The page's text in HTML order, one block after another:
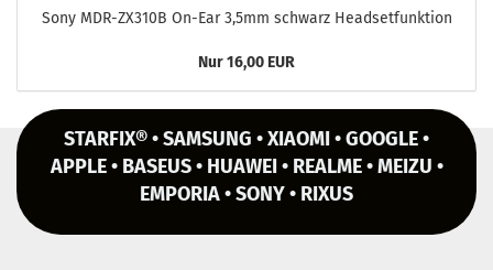
Sony MDR-​ZX310B On-​Ear 3,5mm schwarz Head­set­funk­ti­on
Nur 16,00 EUR
STARFIX® • SAMSUNG • XIAOMI • GOOGLE •
APPLE • BASEUS • HUAWEI • REALME • MEIZU •
EMPORIA • SONY • RIXUS